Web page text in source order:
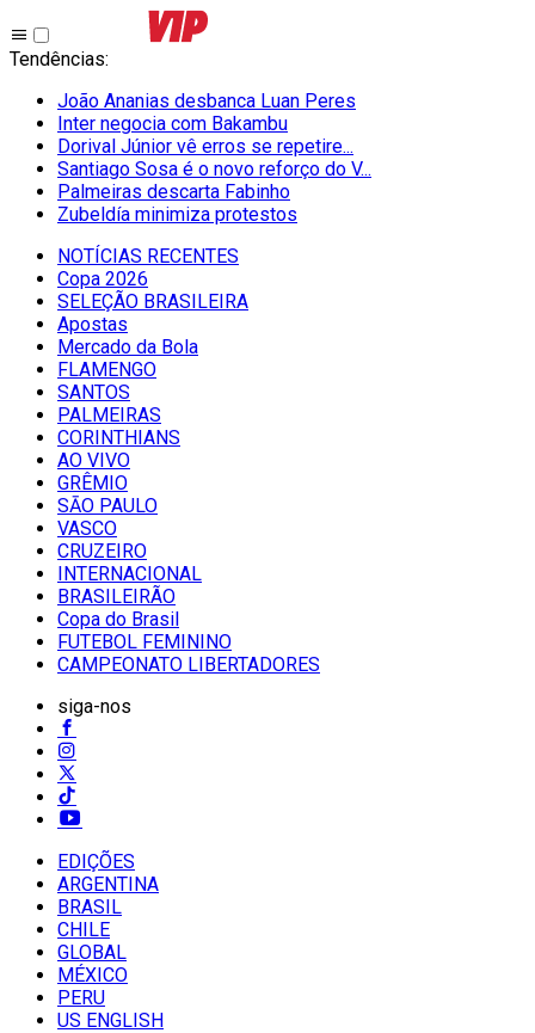
Tendências:
João Ananias desbanca Luan Peres
Inter negocia com Bakambu
Dorival Júnior vê erros se repetire...
Santiago Sosa é o novo reforço do V...
Palmeiras descarta Fabinho
Zubeldía minimiza protestos
NOTÍCIAS RECENTES
Copa 2026
SELEÇÃO BRASILEIRA
Apostas
Mercado da Bola
FLAMENGO
SANTOS
PALMEIRAS
CORINTHIANS
AO VIVO
GRÊMIO
SĀO PAULO
VASCO
CRUZEIRO
INTERNACIONAL
BRASILEIRÃO
Copa do Brasil
FUTEBOL FEMININO
CAMPEONATO LIBERTADORES
siga-nos
EDIÇÕES
ARGENTINA
BRASIL
CHILE
GLOBAL
MÉXICO
PERU
US ENGLISH